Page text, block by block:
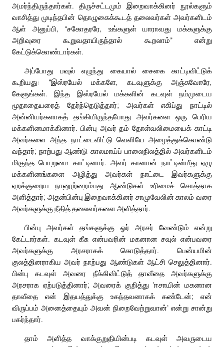
அமர்ந்திருந்தார்கள். திருச்சட்டமும் இறைவாக்கினர் நூல்களும்
வாசித்து முடிந்தபின் தொழுகைக்கூடத் தலைவர்கள் அவர்களிடம்
ஆள் அனுப்பி, “சகோதரரே, உங்களுள் யாராவது மக்களுக்கு
அறிவுரை கூறுவதாயிருந்தால் கூறலாம்” என்று
கேட்டுக்கொண்டார்கள்.
அப்போது பவுல் எழுந்து கையால் சைகை காட்டிவிட்டுக்
கூறியது: “இஸ்ரயேல் மக்களே, கடவுளுக்கு அஞ்சுவோரே,
கேளுங்கள். இந்த இஸ்ரயேல் மக்களின் கடவுள் நம்முடைய
மூதாதையரைத் தேர்ந்தெடுத்தார்; அவர்கள் எகிப்து நாட்டில்
அன்னியர்களாகத் தங்கியிருந்தபோது அவர்களை ஒரு பெரிய
மக்களினமாக்கினார். பின்பு அவர் தம் தோள்வலிமையைக் காட்டி
அவர்களை அந்த நாட்டைவிட்டு வெளியே அழைத்துக்கொண்டு
வந்தார்; நாற்பது ஆண்டு காலமாய்ப் பாலைநிலத்தில் அவர்களிடம்
மிகுந்த பொறுமை காட்டினார். அவர் கானான் நாட்டின்மீது ஏழு
மக்களினங்களை அழித்து அவர்கள் நாட்டை இவர்களுக்கு
ஏறக்குறைய நானூற்றைம்பது ஆண்டுகள் உரிமைச் சொத்தாக
அளித்தார்; அதன்பின்பு இறைவாக்கினர் சாமுவேலின் காலம் வரை
அவர்களுக்கு நீதித் தலைவர்களை அளித்தார்.
பின்பு அவர்கள் தங்களுக்கு ஓர் அரசர் வேண்டும் என்று
கேட்டார்கள். கடவுள் கீசு என்பவரின் மகனான சவுல் என்பவரை
அவர்களுக்கு அரசராகக் கொடுத்தார். பென்யமின்
குலத்தினராகிய அவர் நாற்பது ஆண்டுகள் ஆட்சி செலுத்தினார்.
பின்பு கடவுள் அவரை நீக்கிவிட்டுத் தாவீதை அவர்களுக்கு
அரசராக ஏற்படுத்தினார்; அவரைக் குறித்து ‘ஈசாயின் மகனான
தாவீதை என் இதயத்துக்கு உகந்தவனாகக் கண்டேன்; என்
விருப்பம் அனைத்தையும் அவன் நிறைவேற்றுவான்’ என்று சான்று
பகர்ந்தார்.
தாம் அளித்த வாக்குறுதியின்படி கடவுள் அவருடைய